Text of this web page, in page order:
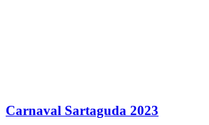
Carnaval Sartaguda 2023